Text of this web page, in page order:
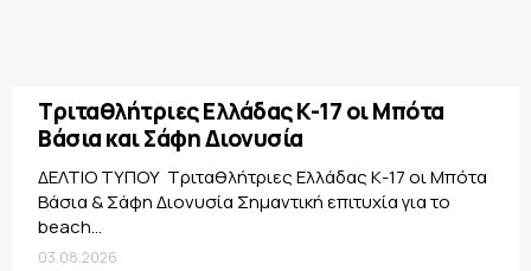
Τριταθλήτριες Ελλάδας Κ-17 οι Μπότα
Βάσια και Σάφη Διονυσία
ΔΕΛΤΙΟ ΤΥΠΟΥ Τριταθλήτριες Ελλάδας Κ-17 οι Μπότα
Βάσια & Σάφη Διονυσία Σημαντική επιτυχία για το
beach...
03.08.2026